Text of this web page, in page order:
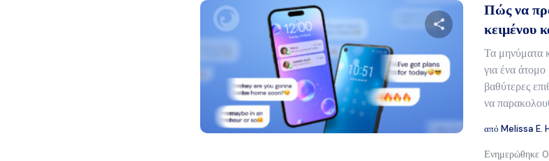
Μοιραστείτε αυτό
Twitter
Πώς να
κειμένου
Τα μηνύματα
για ένα άτομο
βαθύτερες
να
απόMelissa E.
Ενημερώθηκε